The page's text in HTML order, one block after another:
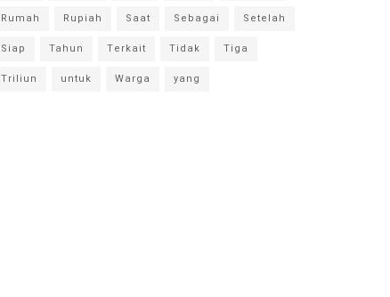
Rumah
Rupiah Saat Sebagai
Setelah
Siap
Tahun Terkait Tidak
Tiga
Triliun
untuk Warga yang